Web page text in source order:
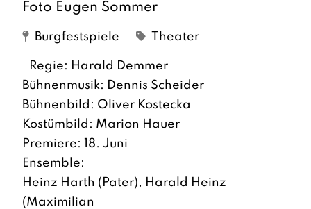
Foto Eugen Sommer
Burgfestspiele Theater
Regie: Harald Demmer
Bühnenmusik: Dennis Scheider
Bühnenbild: Oliver Kostecka
Kostümbild: Marion Hauer
Premiere: 18. Juni
Ensemble:
Heinz Harth (Pater), Harald Heinz
(Maximilian